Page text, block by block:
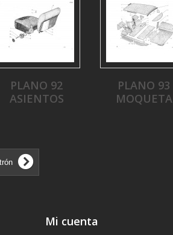
PLANO 92
ASIENTOS
PLANO 93
MOQUETA
Mi cuenta